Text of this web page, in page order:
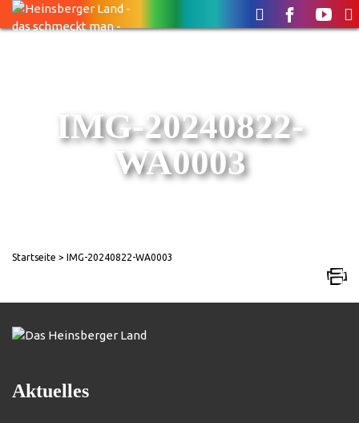
IMG-20240822-
WA0003
Startseite > IMG-20240822-WA0003
Aktuelles